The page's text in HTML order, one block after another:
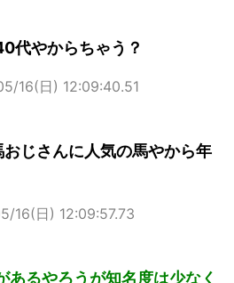
代やからちゃう？
16(日) 12:09:40.51
じさんに人気の馬やから年
16(日) 12:09:57.73
あるやろうが知名度は少なく